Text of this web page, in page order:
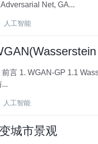
Net, GA...
人工智能
...
人工智能
城市景观